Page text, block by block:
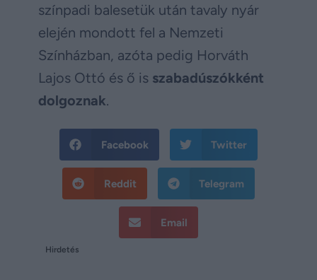
színpadi balesetük után tavaly nyár
elején mondott fel a Nemzeti
Színházban, azóta pedig Horváth
Lajos Ottó és ő is szabadúszókként
dolgoznak.
Facebook Twitter
Reddit Telegram
Email
Hirdetés